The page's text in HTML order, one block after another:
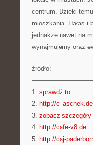
centrum. Dzięki
mieszkania. Hałas i
jednakże nawet na
wynajmujemy oraz
źródło:
1. sprawdź to
2. http://c-jaschek.de
3. zobacz szczegóły
4. http://cafe-v8.de
5. http://caj-